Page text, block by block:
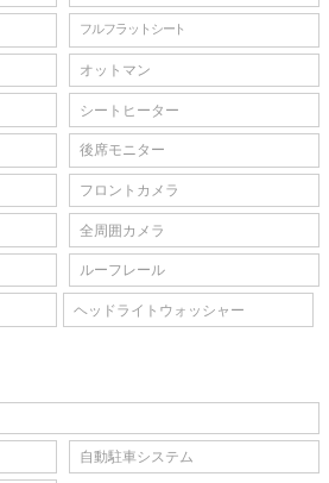
フルフラットシート
オットマン
シートヒーター
後席モニター
フロントカメラ
全周囲カメラ
ルーフレール
ヘッドライトウォッシャー
自動駐車システム